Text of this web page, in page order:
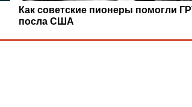
Как советские пионеры помогли
посла США